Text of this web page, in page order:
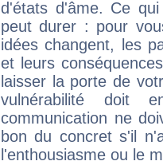
d'états d'âme. Ce
peut durer : pour
idées changent, les
et leurs
laisser la porte de
vulnérabilité doit
communication ne
bon du concret s'il
l'enthousiasme ou le